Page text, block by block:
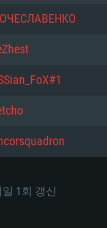
로드밴드 인
공간: 22.1 GB
이와 비슷
최소 해
로드밴드 인
공간: 22.1 GB
성능을 가지
(6개월
1회 갱신